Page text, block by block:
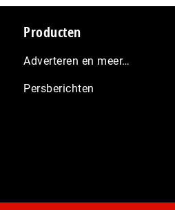
Producten
Adverteren en meer…
Persberichten